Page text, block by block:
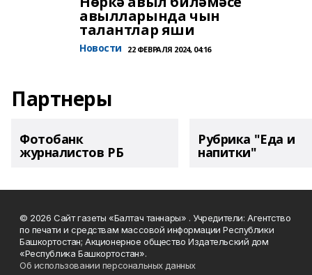
авылларында чын
талантлар яши
Новости 22 ФЕВРАЛЯ 2024, 04:16
Партнеры
Фотобанк
журналистов РБ
Рубрика "Еда и
напитки"
© 2026 Сайт газеты «Балтач таннары» . Учредители: Агентство
по печати и средствам массовой информации Республики
Башкортостан; Акционерное общество Издательский дом
«Республика Башкортостан».
Об использовании персональных данных